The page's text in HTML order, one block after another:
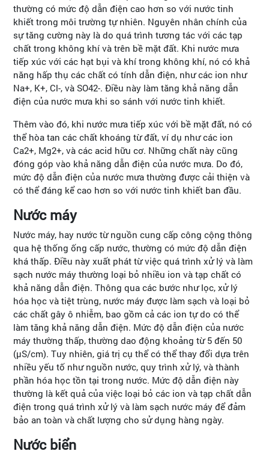
thường có mức độ dẫn điện cao hơn so với nước tinh
khiết trong môi trường tự nhiên. Nguyên nhân chính của
sự tăng cường này là do quá trình tương tác với các tạp
chất trong không khí và trên bề mặt đất. Khi nước mưa
tiếp xúc với các hạt bụi và khí trong không khí, nó có khả
năng hấp thụ các chất có tính dẫn điện, như các ion như
Na+, K+, Cl-, và SO42-. Điều này làm tăng khả năng dẫn
điện của nước mưa khi so sánh với nước tinh khiết.
Thêm vào đó, khi nước mưa tiếp xúc với bề mặt đất, nó có
thể hòa tan các chất khoáng từ đất, ví dụ như các ion
Ca2+, Mg2+, và các acid hữu cơ. Những chất này cũng
đóng góp vào khả năng dẫn điện của nước mưa. Do đó,
mức độ dẫn điện của nước mưa thường được cải thiện và
có thể đáng kể cao hơn so với nước tinh khiết ban đầu.
Nước máy
Nước máy, hay nước từ nguồn cung cấp công cộng thông
qua hệ thống ống cấp nước, thường có mức độ dẫn điện
khá thấp. Điều này xuất phát từ việc quá trình xử lý và làm
sạch nước máy thường loại bỏ nhiều ion và tạp chất có
khả năng dẫn điện. Thông qua các bước như lọc, xử lý
hóa học và tiệt trùng, nước máy được làm sạch và loại bỏ
các chất gây ô nhiễm, bao gồm cả các ion tự do có thể
làm tăng khả năng dẫn điện. Mức độ dẫn điện của nước
máy thường thấp, thường dao động khoảng từ 5 đến 50
(µS/cm). Tuy nhiên, giá trị cụ thể có thể thay đổi dựa trên
nhiều yếu tố như nguồn nước, quy trình xử lý, và thành
phần hóa học tồn tại trong nước. Mức độ dẫn điện này
thường là kết quả của việc loại bỏ các ion và tạp chất dẫn
điện trong quá trình xử lý và làm sạch nước máy để đảm
bảo an toàn và chất lượng cho sử dụng hàng ngày.
Nước biển